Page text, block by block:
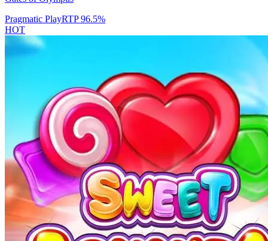
Pragmatic PlayRTP96.5%
HOT